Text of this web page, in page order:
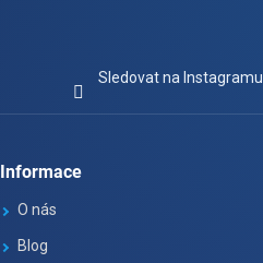
Sledovat na Instagramu
Informace
O nás
Blog